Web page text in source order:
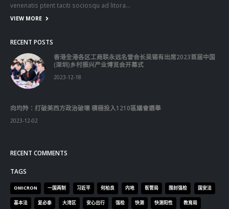
venenatis ptent taciti sociosqu ad litora…
VIEW MORE
RECENT POSTS
香港全港各区工商联永远名誉会长吴锡有出席2023首届中国
(深圳)乡村振兴产业博览会开幕式
2023-12-18
向均羚：打破美西方政治破壞 積極投入1210區議會選舉
2023-12-02
RECENT COMMENTS
TAGS
OMICRON 一国两制 习近平 何柏良 内地 医管局 围封强检 国安法
基本法 复必泰 大湾区 安心出行 强检 快测 快测阳性 教育局